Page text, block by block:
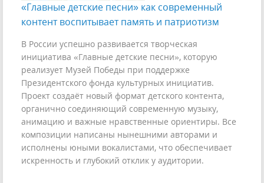
«Главные детские песни» как современный
контент воспитывает память и патриотизм
В России успешно развивается творческая
инициатива «Главные детские песни», которую
реализует Музей Победы при поддержке
Президентского фонда культурных инициатив.
Проект создаёт новый формат детского контента,
органично соединяющий современную музыку,
анимацию и важные нравственные ориентиры. Все
композиции написаны нынешними авторами и
исполнены юными вокалистами, что обеспечивает
искренность и глубокий отклик у аудитории.